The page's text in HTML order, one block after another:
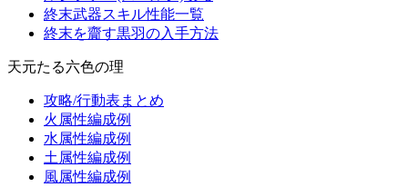
終末武器スキル性能一覧
終末を齎す黒羽の入手方法
天元たる六色の理
攻略/行動表まとめ
火属性編成例
水属性編成例
土属性編成例
風属性編成例